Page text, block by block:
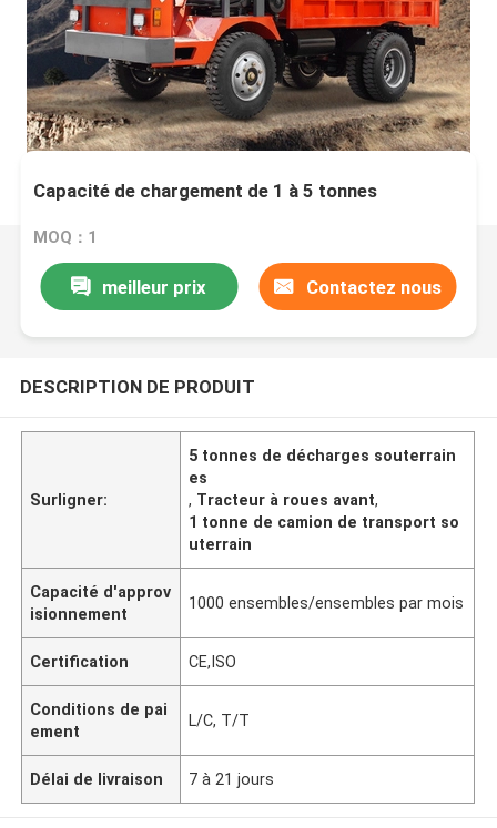
Capacité de chargement de 1 à 5 tonnes
MOQ：1
meilleur prix Contactez nous
DESCRIPTION DE PRODUIT
Surligner:
5 tonnes de décharges souterrain
es
, Tracteur à roues avant,
1 tonne de camion de transport so
uterrain
Capacité d'approv
isionnement
1000 ensembles/ensembles par mois
Certification CE,ISO
Conditions de pai
ement
L/C, T/T
Délai de livraison 7 à 21 jours